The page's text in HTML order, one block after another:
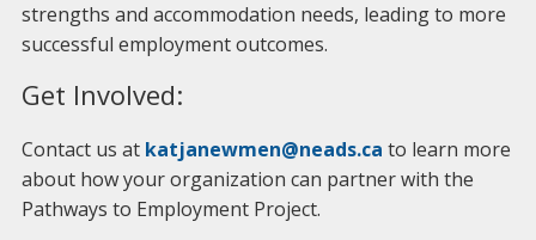
strengths and accommodation needs, leading to more
successful employment outcomes.
Get Involved:
Contact us at katjanewmen@neads.ca to learn more
about how your organization can partner with the
Pathways to Employment Project.